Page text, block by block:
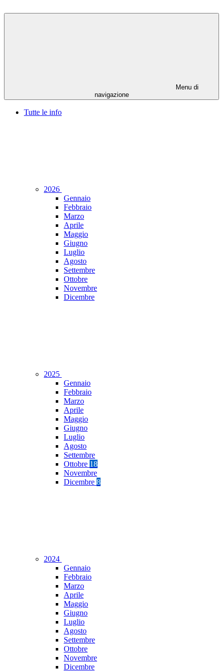
Menu di
navigazione
Tutte le info
2026
Gennaio
Febbraio
Marzo
Aprile
Maggio
Giugno
Luglio
Agosto
Settembre
Ottobre
Novembre
Dicembre
2025
Gennaio
Febbraio
Marzo
Aprile
Maggio
Giugno
Luglio
Agosto
Settembre
Ottobre 18
Novembre
Dicembre 8
2024
Gennaio
Febbraio
Marzo
Aprile
Maggio
Giugno
Luglio
Agosto
Settembre
Ottobre
Novembre
Dicembre